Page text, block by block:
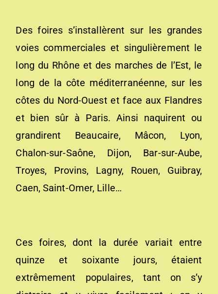
Des foires s’installèrent sur les grandes
voies commerciales et singulièrement le
long du Rhône et des marches de l’Est, le
long de la côte méditerranéenne, sur les
côtes du Nord-Ouest et face aux Flandres
et bien sûr à Paris. Ainsi naquirent ou
grandirent Beaucaire, Mâcon, Lyon,
Chalon-sur-Saône, Dijon, Bar-sur-Aube,
Troyes, Provins, Lagny, Rouen, Guibray,
Caen, Saint-Omer, Lille…
Ces foires, dont la durée variait entre
quinze et soixante jours, étaient
extrêmement populaires, tant on s’y